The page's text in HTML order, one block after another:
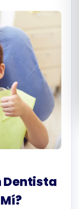
Български
Română
Русский
Dentista